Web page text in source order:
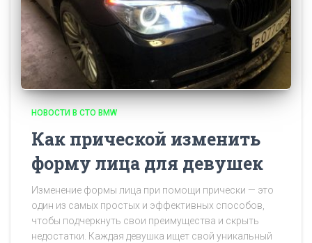
НОВОСТИ В СТО BMW
Как прической изменить
форму лица для девушек
Изменение формы лица при помощи прически — это
один из самых простых и эффективных способов,
чтобы подчеркнуть свои преимущества и скрыть
недостатки. Каждая девушка ищет свой уникальный